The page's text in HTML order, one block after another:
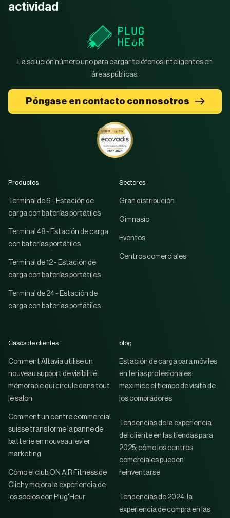
actividad
La solución número uno para cargar teléfonos inteligentes en
áreas públicas.
Póngase en contacto con nosotros
Productos
Terminal de 6 - Estación de
carga con baterías portátiles
Terminal 48 - Estación de carga
con baterías portátiles
Terminal de 12 - Estación de
carga con baterías portátiles
Terminal de 24 - Estación de
carga con baterías portátiles
Sectores
Gran distribución
Gimnasio
Eventos
Centros comerciales
Casos de clientes
Comment Altavia utilise un
nouveau support de visibilité
mémorable qui circule dans tout
le salon
Comment un centre commercial
suisse transforme la panne de
batterie en nouveau levier
marketing
Cómo el club ON AIR Fitness de
Clichy mejora la experiencia de
los socios con Plug'Heur
blog
Estación de carga para móviles
en ferias profesionales:
maximice el tiempo de visita de
los compradores
Tendencias de la experiencia
del cliente en las tiendas para
2025: cómo los centros
comerciales pueden
reinventarse
Tendencias de 2024: la
experiencia de compra en las